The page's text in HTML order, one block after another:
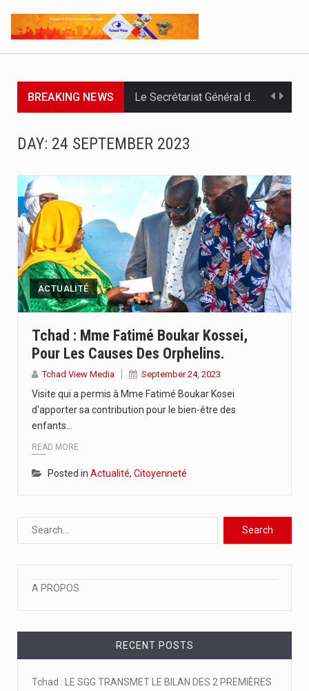
BREAKING NEWS
Par : Nekarnodji Gloria L’entreprise Groupe Elit.com a organisé ce…
Le Président de la République, Chef de l’État, Maréchal du…
L’Association pour l’Épanouissement de la Femme, APEF, a officiellement lancé…
Le ministère de la Communication, en partenariat avec l’UNICEF, la…
DAY: 24 SEPTEMBER 2023
ACTUALITÉ
Tchad : Mme Fatimé Boukar Kossei,
Pour Les Causes Des Orphelins.
Tchad View Media September 24, 2023
Visite qui a permis à Mme Fatimé Boukar Kosei
d'apporter sa contribution pour le bien-être des
enfants…
READ MORE
Posted in Actualité, Citoyenneté
A PROPOS
RECENT POSTS
Tchad : LE SGG TRANSMET LE BILAN DES 2 PREMIÈRES